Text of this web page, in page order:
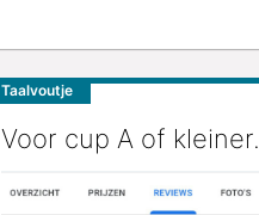
Taalvoutje
Voor cup A of kleiner.